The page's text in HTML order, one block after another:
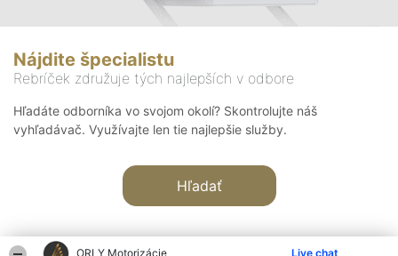
ORLY Motorizácie Live chat
Nájdite špecialistu
Rebríček združuje tých najlepších v odbore
Hľadáte odborníka vo svojom okolí? Skontrolujte náš
vyhľadávač. Využívajte len tie najlepšie služby.
Hľadať